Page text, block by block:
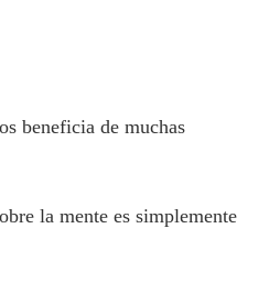
beneficia de muchas
la mente es simplemente